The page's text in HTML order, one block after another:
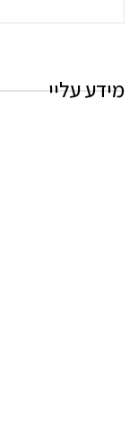
מידע עליי